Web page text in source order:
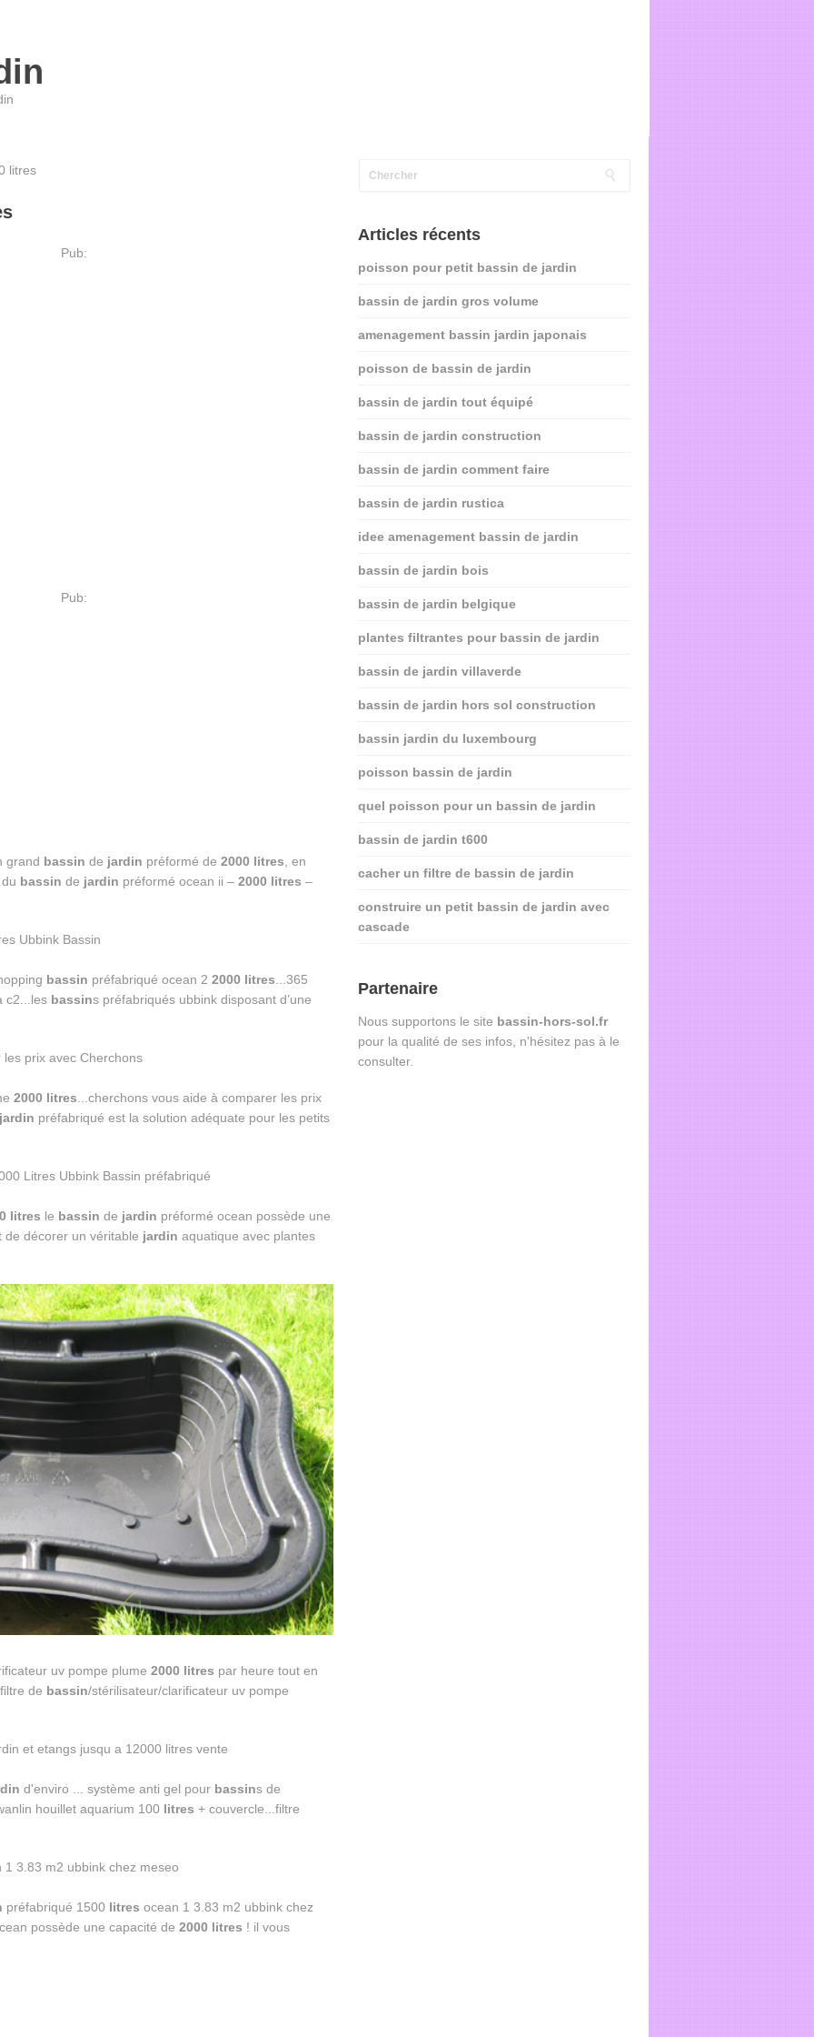
litres
Pub:
Pub:
grand bassin de jardin préformé de 2000 litres , en
bassin de jardin préformé ocean ii – 2000 litres –
bassin préfabriqué ocean 2 2000 litres ...365
c2...les bassins préfabriqués ubbink disposant d’une
2000 litres ...cherchons vous aide à comparer les prix
préfabriqué est la solution adéquate pour les petits
litres le bassin de jardin préformé ocean possède une
décorer un véritable jardin aquatique avec plantes
uv pompe plume 2000 litres par heure tout en
de bassin/stérilisateur/clarificateur uv pompe
d'enviro ... système anti gel pour bassins de
houillet aquarium 100 litres + couvercle...filtre
préfabriqué 1500 litres ocean 1 3.83 m2 ubbink chez
possède une capacité de 2000 litres ! il vous
Articles récents
poisson pour petit bassin de jardin
bassin de jardin gros volume
amenagement bassin jardin japonais
poisson de bassin de jardin
bassin de jardin tout équipé
bassin de jardin construction
bassin de jardin comment faire
bassin de jardin rustica
idee amenagement bassin de jardin
bassin de jardin bois
bassin de jardin belgique
plantes filtrantes pour bassin de jardin
bassin de jardin villaverde
bassin de jardin hors sol construction
bassin jardin du luxembourg
poisson bassin de jardin
quel poisson pour un bassin de jardin
bassin de jardin t600
cacher un filtre de bassin de jardin
construire un petit bassin de jardin avec
cascade
Partenaire
Nous supportons le site bassin-hors-sol.fr
pour la qualité de ses infos, n'hésitez pas à le
consulter.